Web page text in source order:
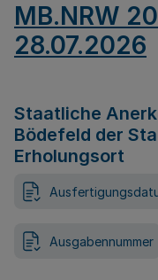
MB.NRW
28.07.2026
Staatliche
Bödefeld der
Erholungsort
Ausgabennummer